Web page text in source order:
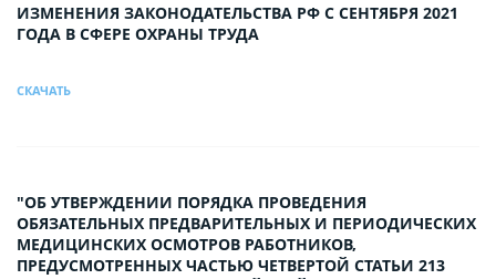
ИЗМЕНЕНИЯ ЗАКОНОДАТЕЛЬСТВА РФ С СЕНТЯБРЯ 2021
ГОДА В СФЕРЕ ОХРАНЫ ТРУДА
СКАЧАТЬ
"ОБ УТВЕРЖДЕНИИ ПОРЯДКА ПРОВЕДЕНИЯ
ОБЯЗАТЕЛЬНЫХ ПРЕДВАРИТЕЛЬНЫХ И ПЕРИОДИЧЕСКИХ
МЕДИЦИНСКИХ ОСМОТРОВ РАБОТНИКОВ,
ПРЕДУСМОТРЕННЫХ ЧАСТЬЮ ЧЕТВЕРТОЙ СТАТЬИ 213